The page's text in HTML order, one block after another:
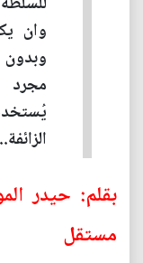
وان
بقلم: حيدر
مستقل